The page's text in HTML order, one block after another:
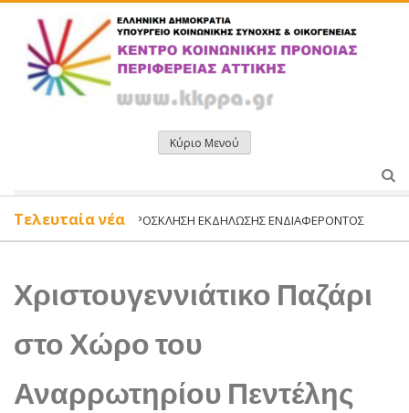
περιεχόμενο
Κύριο Μενού
ΠΡΌΣΚΛΗΣΗ ΕΚΔΉΛΩΣΗΣ ΕΝΔΙΑΦΈΡΟΝΤΟΣ ΔΥΝΗΤΙΚΆ
Τελευταία νέα
Χριστουγεννιάτικο Παζάρι
στο Χώρο του
Αναρρωτηρίου Πεντέλης